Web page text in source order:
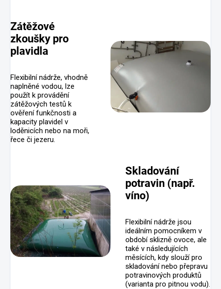
Zátěžové
zkoušky pro
plavidla
Flexibilní nádrže, vhodně
naplněné vodou, lze
použít k provádění
zátěžových testů k
ověření funkčnosti a
kapacity plavidel v
loděnicích nebo na moři,
řece či jezeru.
Skladování
potravin (např.
víno)
Flexibilní nádrže jsou
ideálním pomocníkem v
období sklizně ovoce, ale
také v následujících
měsících, kdy slouží pro
skladování nebo přepravu
potravinových produktů
(varianta pro pitnou vodu).